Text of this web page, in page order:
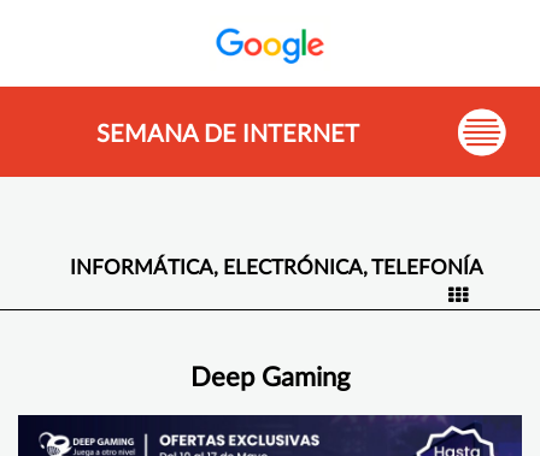
SEMANA DE INTERNET
INFORMÁTICA, ELECTRÓNICA, TELEFONÍA
Deep Gaming